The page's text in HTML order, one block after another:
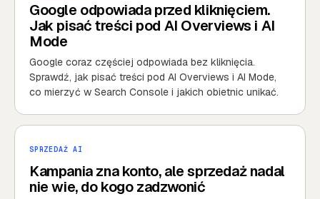
Google odpowiada przed kliknięciem.
Jak pisać treści pod AI Overviews i AI
Mode
Google coraz częściej odpowiada bez kliknięcia.
Sprawdź, jak pisać treści pod AI Overviews i AI Mode,
co mierzyć w Search Console i jakich obietnic unikać.
SPRZEDAŻ AI
Kampania zna konto, ale sprzedaż nadal
nie wie, do kogo zadzwonić